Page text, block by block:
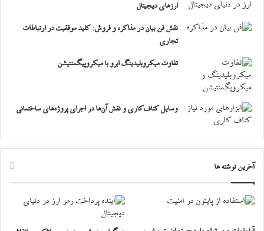
ارزهای دیجیتال
نقش فن بیان در مذاکره و فروش: کلید موفقیت در ارتباطات
تجاری
تفاوت میکروبلیدینگ ابرو با میکروپیگمنتیشن
وسایل کناف‌کاری و نقش آن‌ها در اجرای پروژه‌های ساختمانی
آخرین نوشته ها